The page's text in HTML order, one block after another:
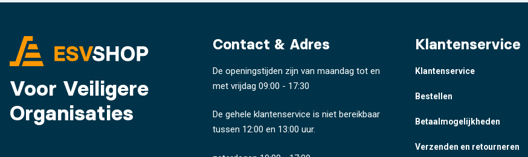
Voor Veiligere
Organisaties
Contact & Adres
De openingstijden zijn van maandag tot en
met vrijdag 09:00 - 17:30
De gehele klantenservice is niet bereikbaar
tussen 12:00 en 13:00 uur.
Klantenservice
Klantenservice
Bestellen
Betaalmogelijkheden
Verzenden en retourneren